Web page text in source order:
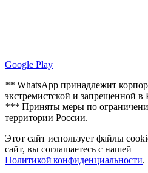
Google Play
** WhatsApp принадлежит
экстремистской и запрещенной в
*** Приняты меры по
территории России.
Этот сайт использует файлы
сайт, вы соглашаетесь с нашей
Политикой конфиденциальности.